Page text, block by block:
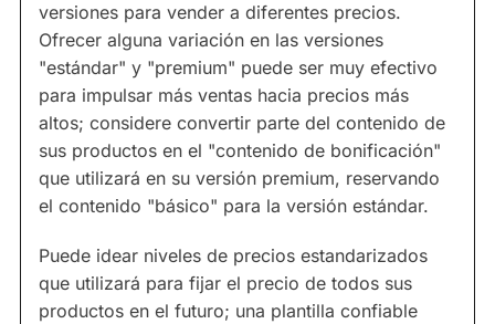
versiones para vender a diferentes precios.
Ofrecer alguna variación en las versiones
"estándar" y "premium" puede ser muy efectivo
para impulsar más ventas hacia precios más
altos; considere convertir parte del contenido de
sus productos en el "contenido de bonificación"
que utilizará en su versión premium, reservando
el contenido "básico" para la versión estándar.
Puede idear niveles de precios estandarizados
que utilizará para fijar el precio de todos sus
productos en el futuro; una plantilla confiable